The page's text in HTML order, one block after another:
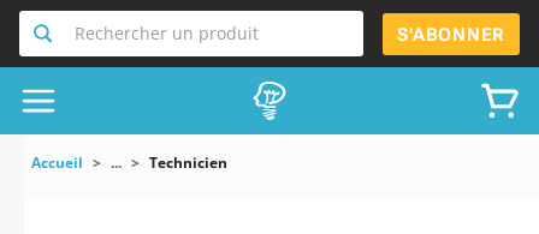
Rechercher un produit S'ABONNER
Accueil ... Technicien